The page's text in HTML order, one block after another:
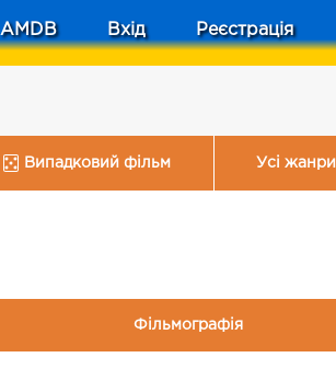
AMDB Вхід Реєстрація
Випадковий фільм Усі жанри
Фільмографія